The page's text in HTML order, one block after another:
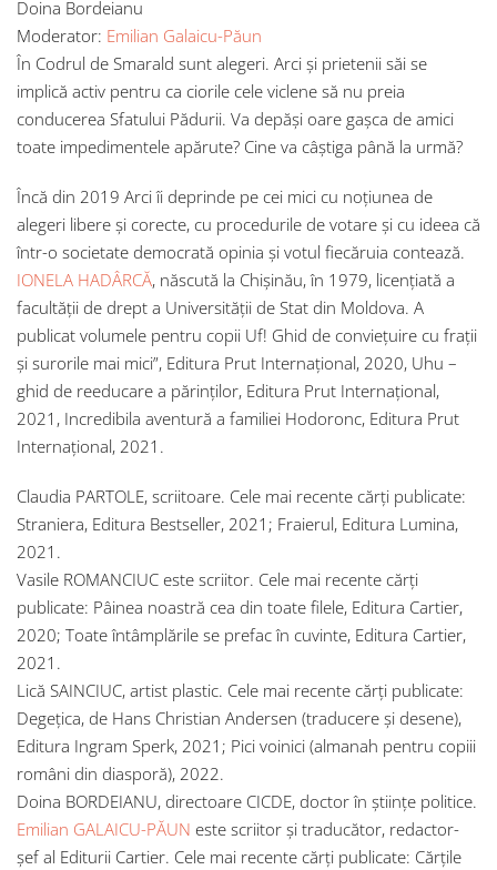
Doina Bordeianu
Moderator: Emilian Galaicu-Păun
În Codrul de Smarald sunt alegeri. Arci şi prietenii săi se
implică activ pentru ca ciorile cele viclene să nu preia
conducerea Sfatului Pădurii. Va depăşi oare gaşca de amici
toate impedimentele apărute? Cine va câştiga până la urmă?
Încă din 2019 Arci îi deprinde pe cei mici cu noţiunea de
alegeri libere şi corecte, cu procedurile de votare şi cu ideea că
într-o societate democrată opinia şi votul fiecăruia contează.
IONELA HADÂRCĂ, născută la Chișinău, în 1979, licențiată a
facultății de drept a Universității de Stat din Moldova. A
publicat volumele pentru copii Uf! Ghid de conviețuire cu frații
și surorile mai mici”, Editura Prut Internațional, 2020, Uhu –
ghid de reeducare a părinților, Editura Prut Internațional,
2021, Incredibila aventură a familiei Hodoronc, Editura Prut
Internațional, 2021.
Claudia PARTOLE, scriitoare. Cele mai recente cărți publicate:
Straniera, Editura Bestseller, 2021; Fraierul, Editura Lumina,
2021.
Vasile ROMANCIUC este scriitor. Cele mai recente cărți
publicate: Pâinea noastră cea din toate filele, Editura Cartier,
2020; Toate întâmplările se prefac în cuvinte, Editura Cartier,
2021.
Lică SAINCIUC, artist plastic. Cele mai recente cărți publicate:
Degețica, de Hans Christian Andersen (traducere și desene),
Editura Ingram Sperk, 2021; Pici voinici (almanah pentru copiii
români din diasporă), 2022.
Doina BORDEIANU, directoare CICDE, doctor în științe politice.
Emilian GALAICU-PĂUN este scriitor și traducător, redactor-
șef al Editurii Cartier. Cele mai recente cărți publicate: Cărțile